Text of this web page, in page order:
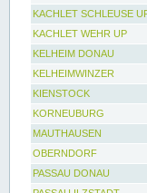
KACHLET SCHLEUSE
KACHLET WEHR UP
KELHEIM DONAU
KELHEIMWINZER
KIENSTOCK
KORNEUBURG
MAUTHAUSEN
OBERNDORF
PASSAU DONAU